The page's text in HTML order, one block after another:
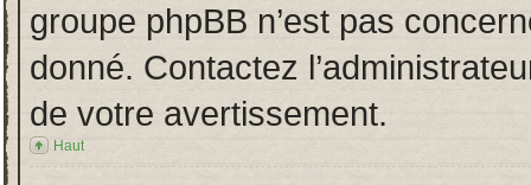
groupe phpBB n’est pas
donné. Contactez
de votre avertissement.
Haut